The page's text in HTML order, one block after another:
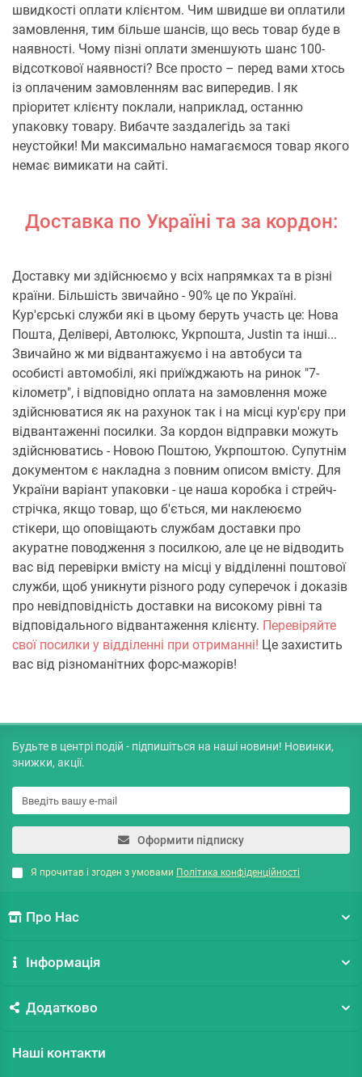
швидкості оплати клієнтом. Чим швидше ви оплатили
замовлення, тим більше шансів, що весь товар буде в
наявності. Чому пізні оплати зменшують шанс 100-
відсоткової наявності? Все просто – перед вами хтось
із оплаченим замовленням вас випередив. І як
пріоритет клієнту поклали, наприклад, останню
упаковку товару. Вибачте заздалегідь за такі
неустойки! Ми максимально намагаємося товар якого
немає вимикати на сайті.
Доставка по Україні та за кордон:
Доставку ми здійснюємо у всіх напрямках та в різні
країни. Більшість звичайно - 90% це по Україні.
Кур'єрські служби які в цьому беруть участь це: Нова
Пошта, Делівері, Автолюкс, Укрпошта, Justin та інші...
Звичайно ж ми відвантажуємо і на автобуси та
особисті автомобілі, які приїжджають на ринок "7-
кілометр", і відповідно оплата на замовлення може
здійснюватися як на рахунок так і на місці кур'єру при
відвантаженні посилки. За кордон відправки можуть
здійснюватись - Новою Поштою, Укрпоштою. Супутнім
документом є накладна з повним описом вмісту. Для
України варіант упаковки - це наша коробка і стрейч-
стрічка, якщо товар, що б'ється, ми наклеюємо
стікери, що оповіщають службам доставки про
акуратне поводження з посилкою, але це не відводить
вас від перевірки вмісту на місці у відділенні поштової
служби, щоб уникнути різного роду суперечок і доказів
про невідповідність доставки на високому рівні та
відповідального відвантаження клієнту. Перевіряйте
свої посилки у відділенні при отриманні! Це захистить
вас від різноманітних форс-мажорів!
Будьте в центрі подій - підпишіться на наші новини! Новинки,
знижки, акції.
Оформити підписку
Я прочитав і згоден з умовами Політика конфіденційності
Про Нас
Інформація
Додатково
Наші контакти